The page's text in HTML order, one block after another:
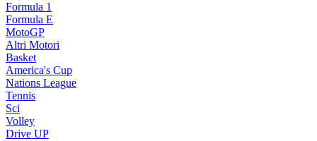
Formula 1
Formula E
MotoGP
Altri Motori
Basket
America's Cup
Nations League
Tennis
Sci
Volley
Drive UP